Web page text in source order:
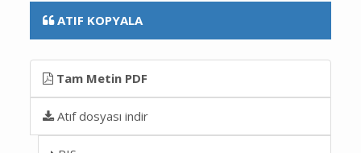
ATIF KOPYALA
Tam Metin PDF
Atıf dosyası indir